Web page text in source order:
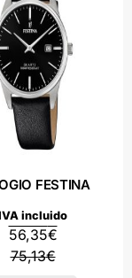
FESTINA
75,13€
56,35€
incluido